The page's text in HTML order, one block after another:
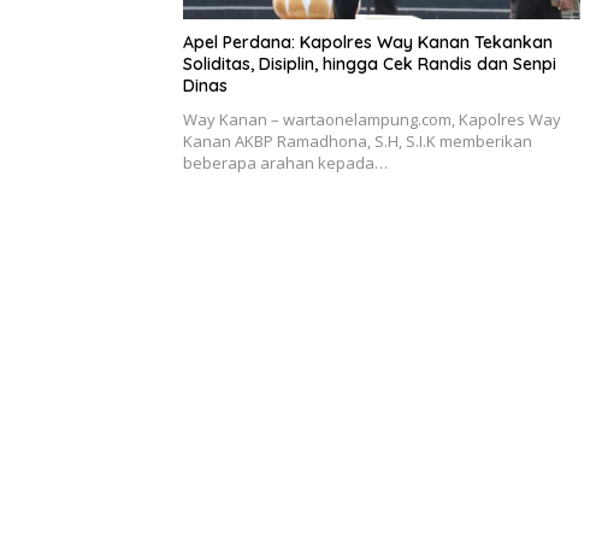
Apel Perdana: Kapolres Way Kanan Tekankan
Soliditas, Disiplin, hingga Cek Randis dan Senpi
Dinas
Way Kanan – wartaonelampung.com, Kapolres Way
Kanan AKBP Ramadhona, S.H, S.I.K memberikan
beberapa arahan kepada…